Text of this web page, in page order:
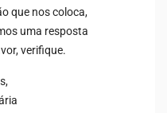
que nos coloca,
uma resposta
verifique.